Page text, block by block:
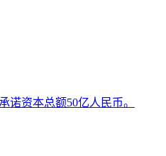
资本总额50亿人民币。